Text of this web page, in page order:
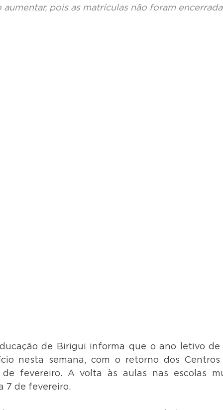
aumentar, pois as matrículas não foram
de Birigui informa que o ano letivo de
nesta semana, com o retorno dos Centros
fevereiro. A volta às aulas nas escolas
7 de fevereiro.